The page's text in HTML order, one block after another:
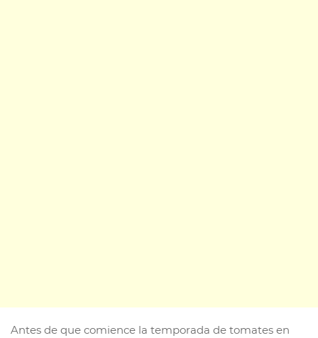
Antes de que comience la temporada de tomates en